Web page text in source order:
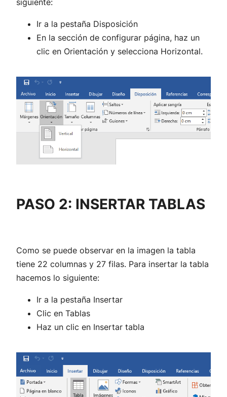
siguiente:
Ir a la pestaña Disposición
En la sección de configurar página, haz un
clic en Orientación y selecciona Horizontal.
PASO 2: INSERTAR TABLAS
Como se puede observar en la imagen la tabla
tiene 22 columnas y 27 filas. Para insertar la tabla
hacemos lo siguiente:
Ir a la pestaña Insertar
Clic en Tablas
Haz un clic en Insertar tabla